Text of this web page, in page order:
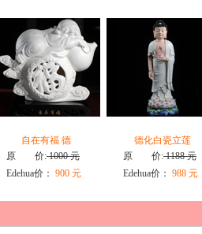
自在有福 德
原 价:1000 元
Edehua价： 900 元
德化白瓷立莲
原 价:1188 元
Edehua价： 988 元